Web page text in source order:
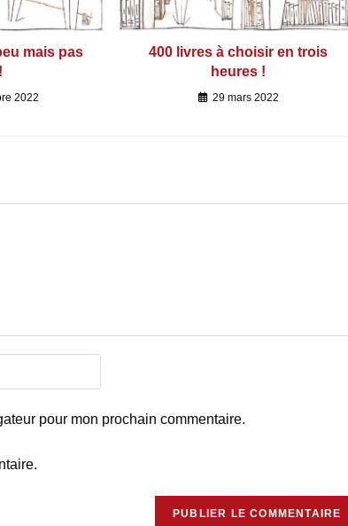
mais pas
2022
400 livres à choisir en trois
heures !
29 mars 2022
pour mon prochain commentaire.